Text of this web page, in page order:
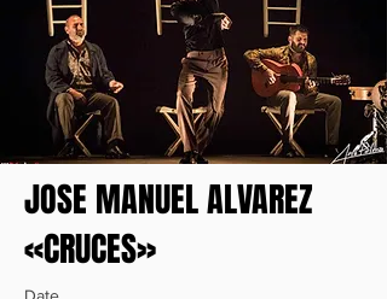
JOSE MANUEL ALVAREZ
«CRUCES»